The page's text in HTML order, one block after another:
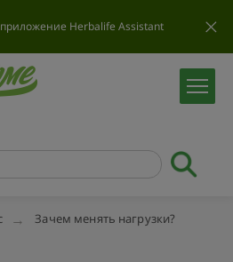
Herbalife Assistant
Зачем менять нагрузки?